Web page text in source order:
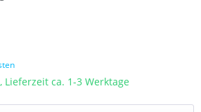
ca. 1-3 Werktage